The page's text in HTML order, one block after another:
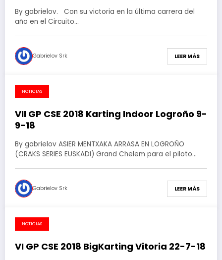
By gabrielov. Con su victoria en la última carrera del
año en el Circuito…
Gabrielov Srk LEER MÁS
12 de septiembre de 2018
NOTICIAS
VII GP CSE 2018 Karting Indoor Logroño 9-
9-18
By gabrielov ASIER MENTXAKA ARRASA EN LOGROÑO
(CRAKS SERIES EUSKADI) Grand Chelem para el piloto…
Gabrielov Srk LEER MÁS
28 de julio de 2018
NOTICIAS
VI GP CSE 2018 BigKarting Vitoria 22-7-18